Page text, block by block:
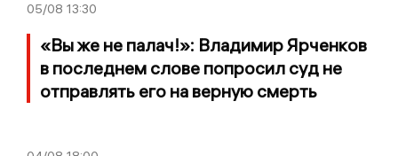
05/08 13:30
«Вы же не палач!»: Владимир Ярченков
в последнем слове попросил суд не
отправлять его на верную смерть